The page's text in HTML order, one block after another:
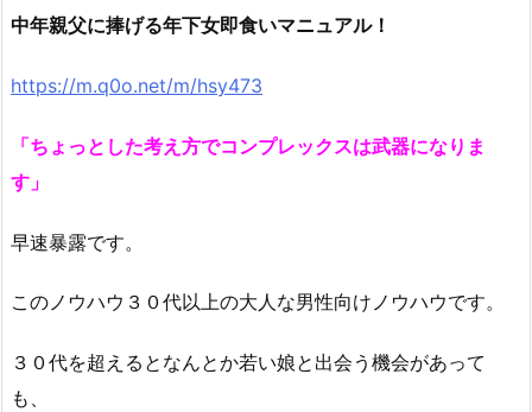
中年親父に捧げる年下女即食いマニュアル！
https://m.q0o.net/m/hsy473
「ちょっとした考え方でコンプレックスは武器になりま
す」
早速暴露です。
このノウハウ３０代以上の大人な男性向けノウハウです。
３０代を超えるとなんとか若い娘と出会う機会があって
も、